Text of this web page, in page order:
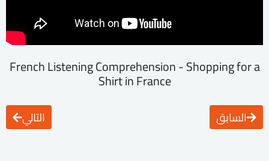
French Listening Comprehension - Shopping for a
Shirt in France
السابق التالي